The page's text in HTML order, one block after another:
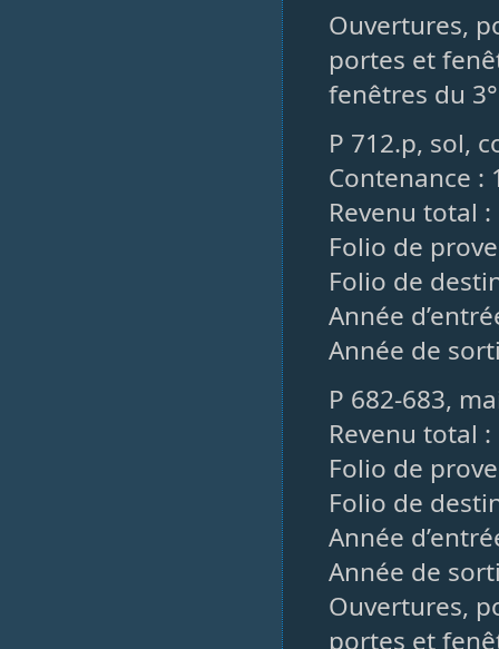
Ouvertures,
portes et
fenêtres du
P 712.p, sol,
Contenance :
Revenu total :
Folio de
Folio de
Année
Année de
P 682-683,
Revenu total :
Folio de
Folio de
Année
Année de
Ouvertures,
portes et